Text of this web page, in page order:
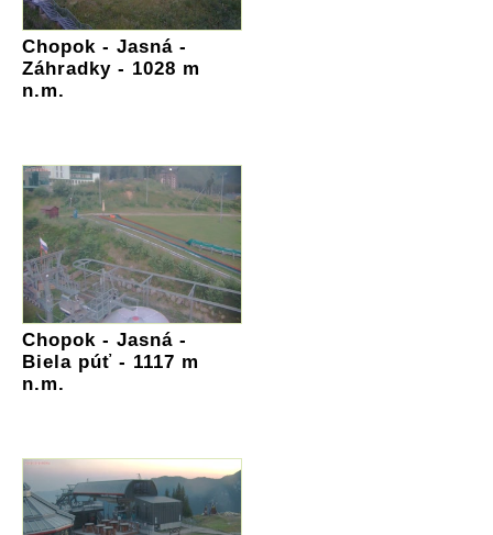
Chopok - Jasná -
Záhradky - 1028 m
n.m.
Chopok - Jasná -
Biela púť - 1117 m
n.m.